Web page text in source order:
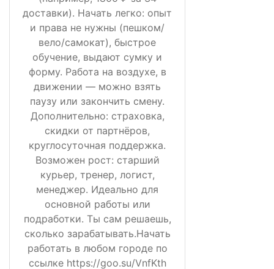
доставки). Начать легко: опыт
и права не нужны (пешком/
вело/самокат), быстрое
обучение, выдают сумку и
форму. Работа на воздухе, в
движении — можно взять
паузу или закончить смену.
Дополнительно: страховка,
скидки от партнёров,
круглосуточная поддержка.
Возможен рост: старший
курьер, тренер, логист,
менеджер. Идеально для
основной работы или
подработки. Ты сам решаешь,
сколько зарабатывать.Начать
работать в любом городе по
ссылке https://goo.su/VnfKth